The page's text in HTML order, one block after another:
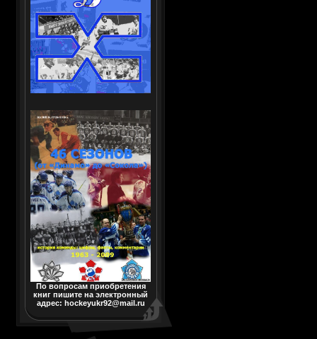
По вопросам приобретения
книг пишите на электронный
адрес: hockeyukr92@mail.ru